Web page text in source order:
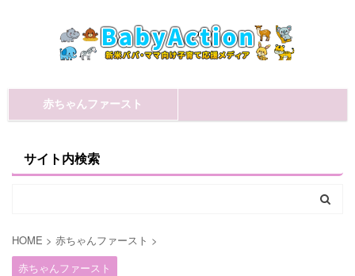
赤ちゃんファースト
サイト内検索
HOME > 赤ちゃんファースト >
赤ちゃんファースト